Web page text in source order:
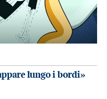
lungo i bordi»